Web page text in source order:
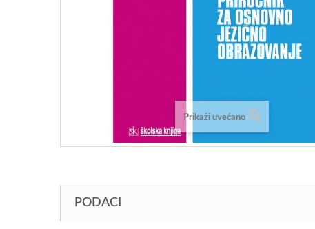
Prikaži uvećano
PODACI